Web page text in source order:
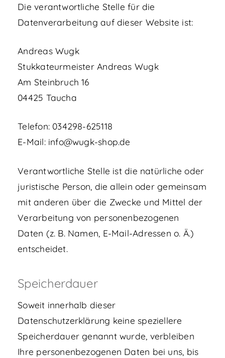
Die verantwortliche Stelle für die
Datenverarbeitung auf dieser Website ist:
Andreas Wugk
Stukkateurmeister Andreas Wugk
Am Steinbruch 16
04425 Taucha
Telefon: 034298-625118
E-Mail: info@wugk-shop.de
Verantwortliche Stelle ist die natürliche oder
juristische Person, die allein oder gemeinsam
mit anderen über die Zwecke und Mittel der
Verarbeitung von personenbezogenen
Daten (z. B. Namen, E-Mail-Adressen o. Ä.)
entscheidet.
Speicherdauer
Soweit innerhalb dieser
Datenschutzerklärung keine speziellere
Speicherdauer genannt wurde, verbleiben
Ihre personenbezogenen Daten bei uns, bis